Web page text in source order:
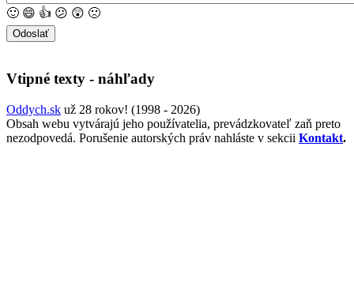
🙂 😄 👍 😕 😲 🙁
Vtipné texty - náhľady
Oddych.sk už 28 rokov! (1998 - 2026)
Obsah webu vytvárajú jeho používatelia, prevádzkovateľ zaň preto
nezodpovedá. Porušenie autorských práv nahláste v sekcii Kontakt.